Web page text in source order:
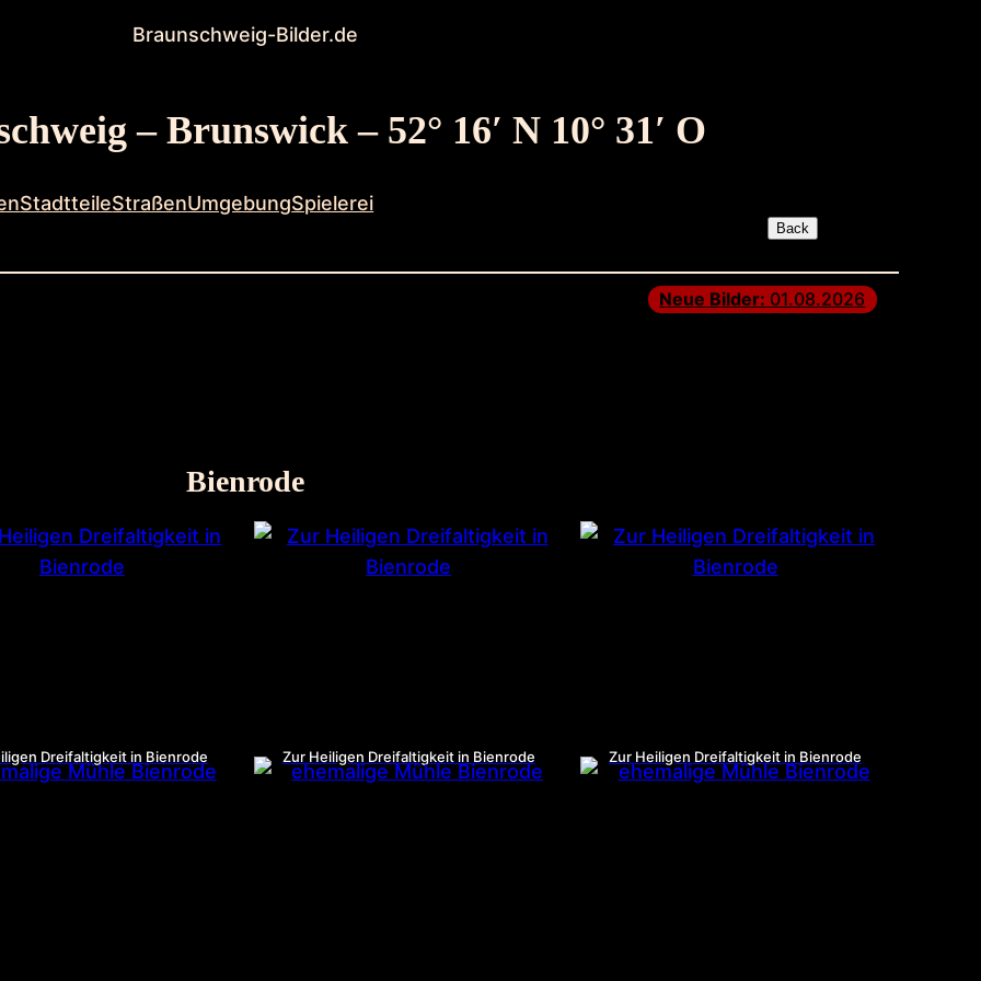
Braunschweig-Bilder.de
– Brunswick – 52° 16′ N 10° 31′ O
StadtteileStraßenUmgebungSpielerei
Neue Bilder: 01.08.2026
Bienrode
Dreifaltigkeit in Bienrode Zur Heiligen Dreifaltigkeit in Bienrode Zur Heiligen Dreifaltigkeit in Bienrode